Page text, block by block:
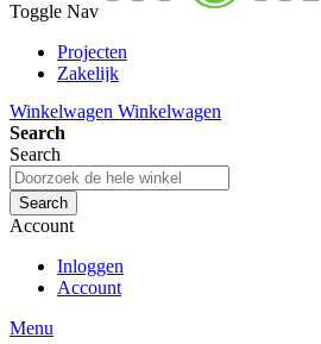
Toggle Nav
Projecten
Zakelijk
Toon prijzen Incl. BTW
Toon prijzen Excl. BTW
Winkelwagen Winkelwagen
Search
Search
Search
Account
Inloggen
Account
Menu